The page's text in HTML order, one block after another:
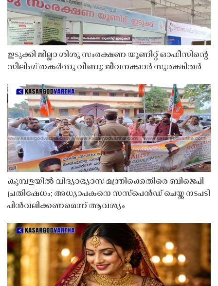
ഇടുക്കി ജില്ലാ ശിശു സംരക്ഷണ യൂണിറ്റ് ഓഫീസിൻ്റെ
സീലിംഗ് തകർന്നു വീണു; ജീവനക്കാർ സുരക്ഷിതർ
കുമ്പളയിൽ വിദ്യാഭ്യാസ മന്ത്രിക്കെതിരെ ബിജെപി
പ്രതിഷേധം; അധ്യാപകനെ സസ്‌പെൻഡ് ചെയ്ത നടപടി
പിൻവലിക്കണമെന്ന് ആവശ്യം